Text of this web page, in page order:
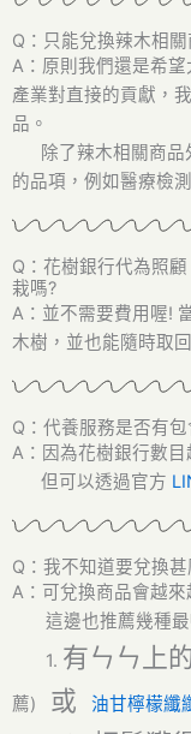
Q：只能兌換辣木相
A：原則我們還是希
產業對直接的貢獻 ，
品 。
除了辣木相關商品
的品項 ，例如醫療檢測
Q：花樹銀行代為照
栽嗎?
A：並不需要費用喔!
木樹，並也能隨時取
Q：代養服務是否有
A：因為花樹銀行數
但可以透過官方
Q：我不知道要兌換
A：可兌換商品會越
這邊也推薦幾種最
1. 有ㄣㄣ上
薦)
或 油甘檸檬纖